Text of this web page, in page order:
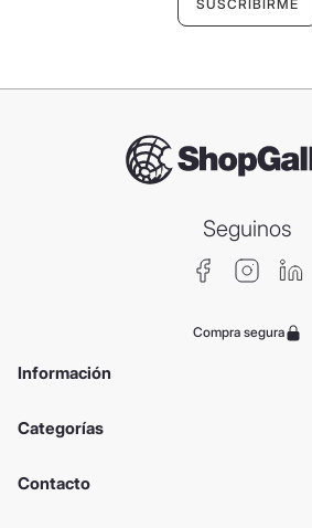
Seguinos
Compra segura
Información
Categorías
Contacto